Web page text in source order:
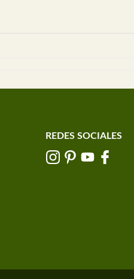
REDES SOCIALES